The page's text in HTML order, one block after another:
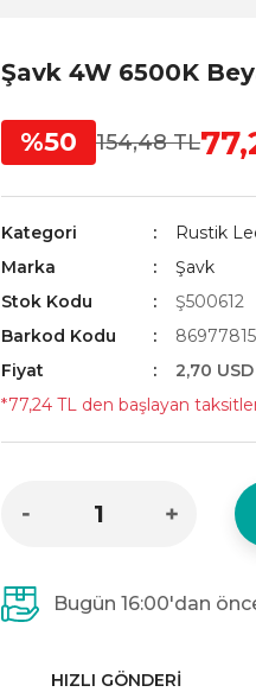
Şavk 4W 6500K
%50 154,48 TL
Kategori
Rustik
Marka
Şavk
Stok Kodu
Ş500612
Barkod Kodu
Fiyat
2,70
*77,24 TL den başlayan
Bugün 16:00'dan
HIZLI GÖNDERI